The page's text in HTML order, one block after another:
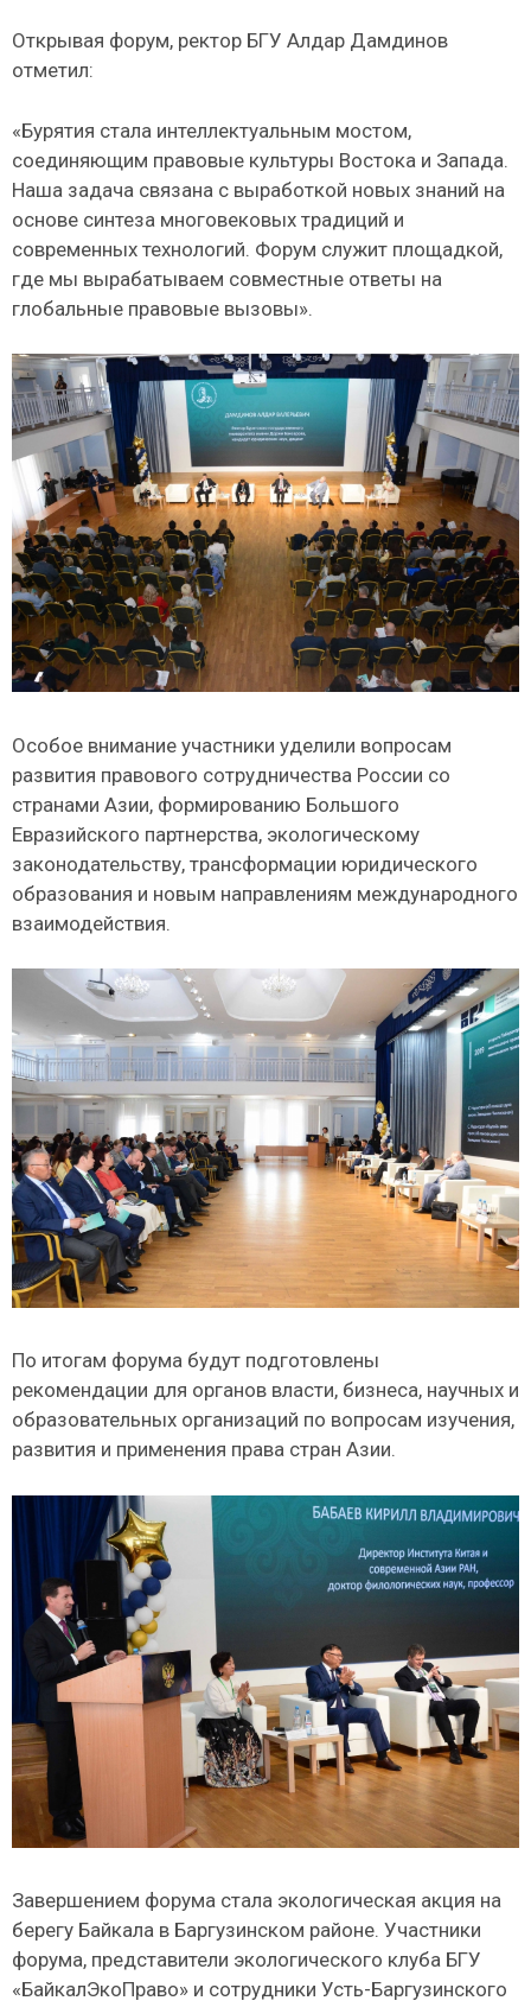
Открывая форум, ректор БГУ Алдар Дамдинов
отметил:
«Бурятия стала интеллектуальным мостом,
соединяющим правовые культуры Востока и Запада.
Наша задача связана с выработкой новых знаний на
основе синтеза многовековых традиций и
современных технологий. Форум служит площадкой,
где мы вырабатываем совместные ответы на
глобальные правовые вызовы».
Особое внимание участники уделили вопросам
развития правового сотрудничества России со
странами Азии, формированию Большого
Евразийского партнерства, экологическому
законодательству, трансформации юридического
образования и новым направлениям международного
взаимодействия.
По итогам форума будут подготовлены
рекомендации для органов власти, бизнеса, научных и
образовательных организаций по вопросам изучения,
развития и применения права стран Азии.
Завершением форума стала экологическая акция на
берегу Байкала в Баргузинском районе. Участники
форума, представители экологического клуба БГУ
«БайкалЭкоПраво» и сотрудники Усть-Баргузинского